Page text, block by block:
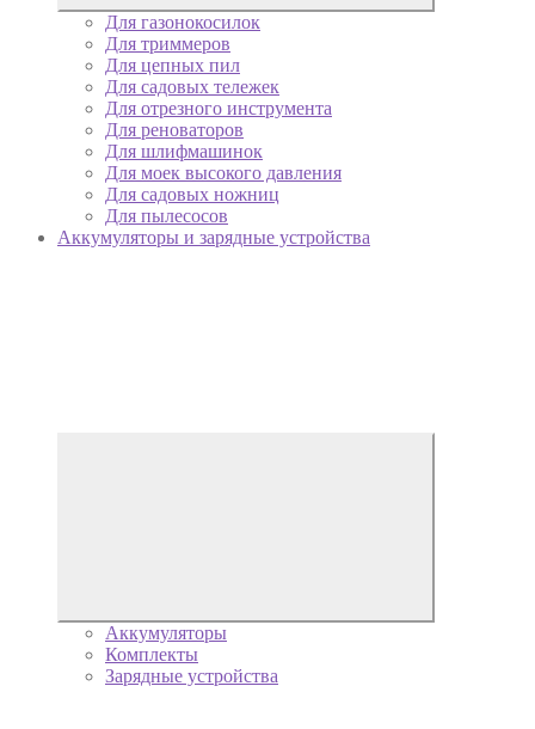
Для газонокосилок
Для триммеров
Для цепных пил
Для садовых тележек
Для отрезного инструмента
Для реноваторов
Для шлифмашинок
Для моек высокого давления
Для садовых ножниц
Для пылесосов
Аккумуляторы и зарядные устройства
Аккумуляторы
Комплекты
Зарядные устройства